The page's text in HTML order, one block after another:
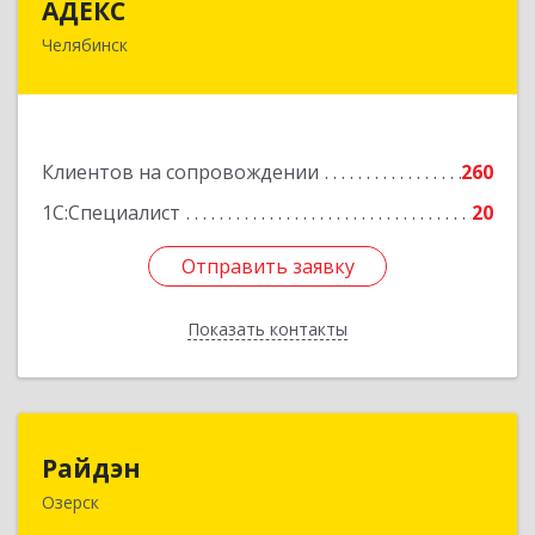
АДЕКС
Челябинск
Клиентов на сопровождении
260
1С:Специалист
20
Отправить заявку
Показать контакты
454080, Челябинская обл, Челябинск г, Смирных
Отправить заявку
Назад
Райдэн
Озерск
456783, Челябинская обл, Озерск г, Ленина пр-